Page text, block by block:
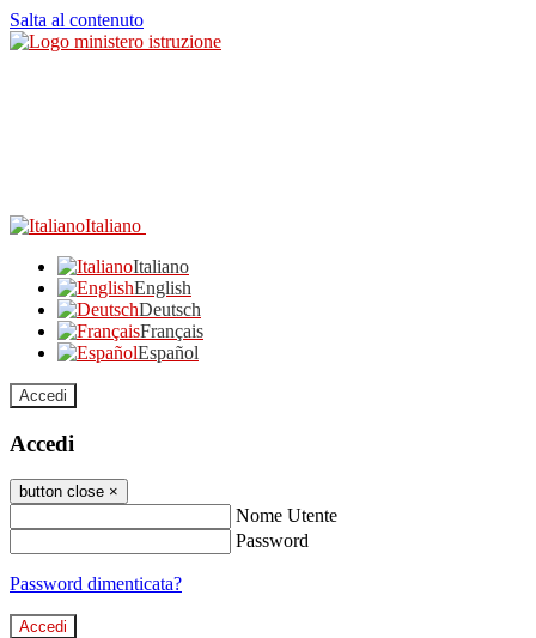
Salta al contenuto
Italiano
Italiano
English
Deutsch
Français
Español
Accedi
Accedi
button close ×
Nome Utente
Password
Password dimenticata?